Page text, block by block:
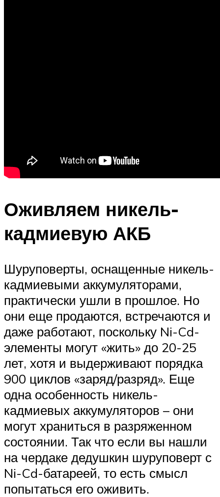
Оживляем никель-
кадмиевую АКБ
Шуруповерты, оснащенные никель-
кадмиевыми аккумуляторами,
практически ушли в прошлое. Но
они еще продаются, встречаются и
даже работают, поскольку Ni-Cd-
элементы могут «жить» до 20-25
лет, хотя и выдерживают порядка
900 циклов «заряд/разряд». Еще
одна особенность никель-
кадмиевых аккумуляторов – они
могут храниться в разряженном
состоянии. Так что если вы нашли
на чердаке дедушкин шуруповерт с
Ni-Cd-батареей, то есть смысл
попытаться его оживить.